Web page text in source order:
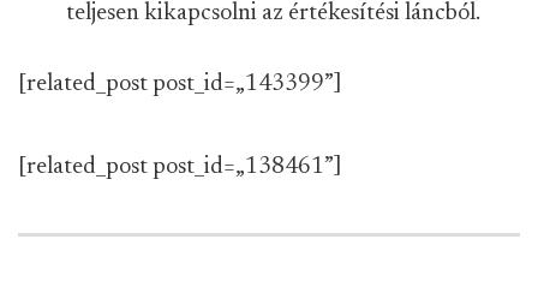
teljesen kikapcsolni az értékesítési láncból.
[related_post post_id=„143399”]
[related_post post_id=„138461”]